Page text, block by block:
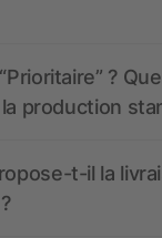
?
production
t-il la